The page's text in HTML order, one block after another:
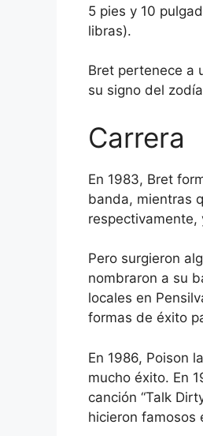
5 pies y 10
libras).
Bret pertenece a
su signo del
Carrera
En 1983, Bret
banda, mientras
respectivamente,
Pero surgieron
nombraron a su
locales en
formas de éxito
En 1986, Poison
mucho éxito. En
canción “Talk
hicieron famosos